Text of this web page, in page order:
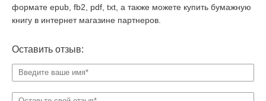
формате epub, fb2, pdf, txt, а также можете купить бумажную
книгу в интернет магазине партнеров.
Оставить отзыв: